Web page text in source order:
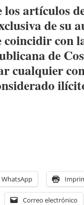
artículos
de su
coincidir con
de
cualquier
WhatsApp
Correo electrónico